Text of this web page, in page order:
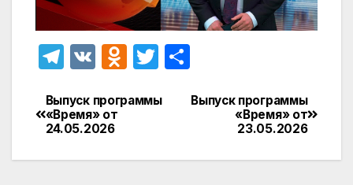
T
e
gr
a
V
O
n
kl
T
itt
п
а
Навигация
по
Выпуск программы
«Время» от
23.05.2026
Выпуск программы
«Время» от
24.05.2026